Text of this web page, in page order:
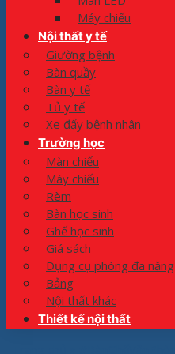
Máy chiếu
Nội thất y tế
Giường bệnh
Bàn quầy
Bàn y tế
Tủ y tế
Xe đẩy bệnh nhân
Trường học
Màn chiếu
Máy chiếu
Rèm
Bàn học sinh
Ghế học sinh
Giá sách
Dụng cụ phòng đa năng
Bảng
Nội thất khác
Thiết kế nội thất